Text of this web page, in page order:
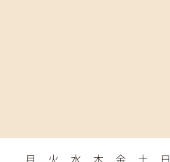
月 火 水 木 金 土
日